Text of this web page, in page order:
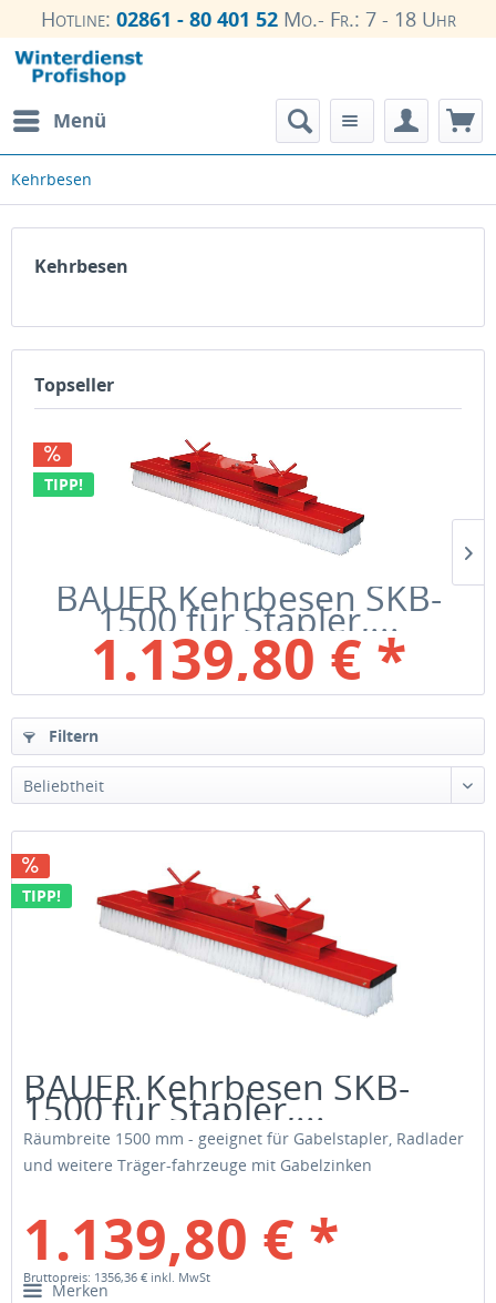
Hotline: 02861 - 80 401 52Mo.- Fr.: 7 - 18 Uhr
Menü
Kehrbesen
Kehrbesen
Topseller
TIPP!
BAUER Kehrbesen SKB-
1500 für Stapler,...
1.139,80 € *
Bruttopreis: 1356,36 €inkl. MwSt
Filtern
Beliebtheit
TIPP!
BAUER Kehrbesen SKB-
1500 für Stapler,...
Räumbreite 1500 mm - geeignet für Gabelstapler, Radlader
und weitere Träger-fahrzeuge mit Gabelzinken
1.139,80 € *
Bruttopreis: 1356,36 € inkl. MwSt
Merken